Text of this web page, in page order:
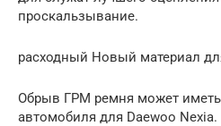
проскальзывание.
расходный Новый материал
Обрыв ГРМ ремня может
автомобиля для Daewoo